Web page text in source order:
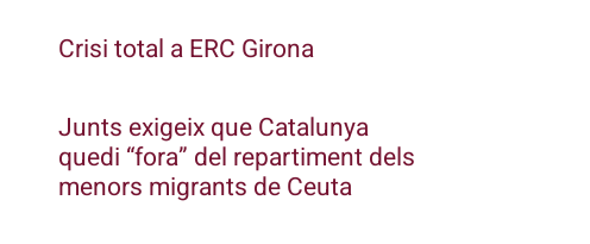
Crisi total a ERC Girona
Junts exigeix que Catalunya
quedi “fora” del repartiment dels
menors migrants de Ceuta